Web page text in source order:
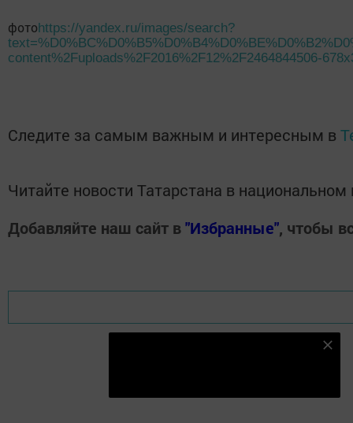
фотоhttps://yandex.ru/images/search?
content%2Fuploads%2F2016%2F12%2F2464844506-
Следите за самым важным и интересным в
Читайте новости Татарстана в
Добавляйте наш сайт в"Избранные", чтобы